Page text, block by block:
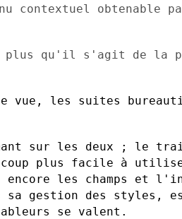
contextuel
plus qu'il s'agit de la
vue, les suites
sur les deux ; le
plus facile à
les champs et
sa gestion des styles,
se valent.